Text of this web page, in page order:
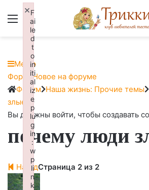
МенюВход
Меню
Навигация
Форума
ФорумНовое на форуме
Форум
breadcrumbs
-
здесь:
Форум Наша жизнь: Прочие темы
злые?
Вы должны войти, чтобы создавать
почему люди
НазадСтраница 2 из 2
F
ai
le
d
t
o
in
iti
al
iz
e
p
lu
g
in
:
w
p
li
n
k
×